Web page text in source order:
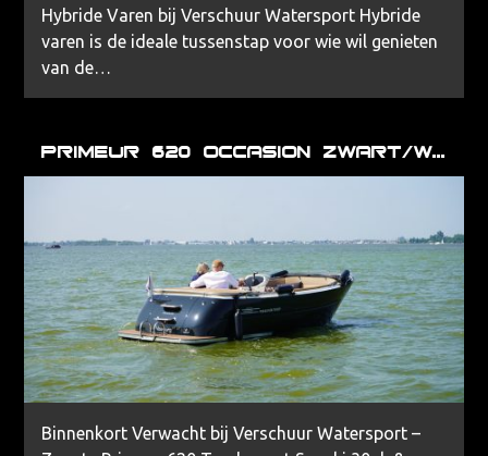
Hybride Varen bij Verschuur Watersport Hybride
varen is de ideale tussenstap voor wie wil genieten
van de…
Primeur 620 occasion zwart/wit
Binnenkort Verwacht bij Verschuur Watersport –